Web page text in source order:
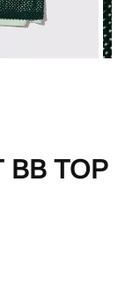
BB TOP